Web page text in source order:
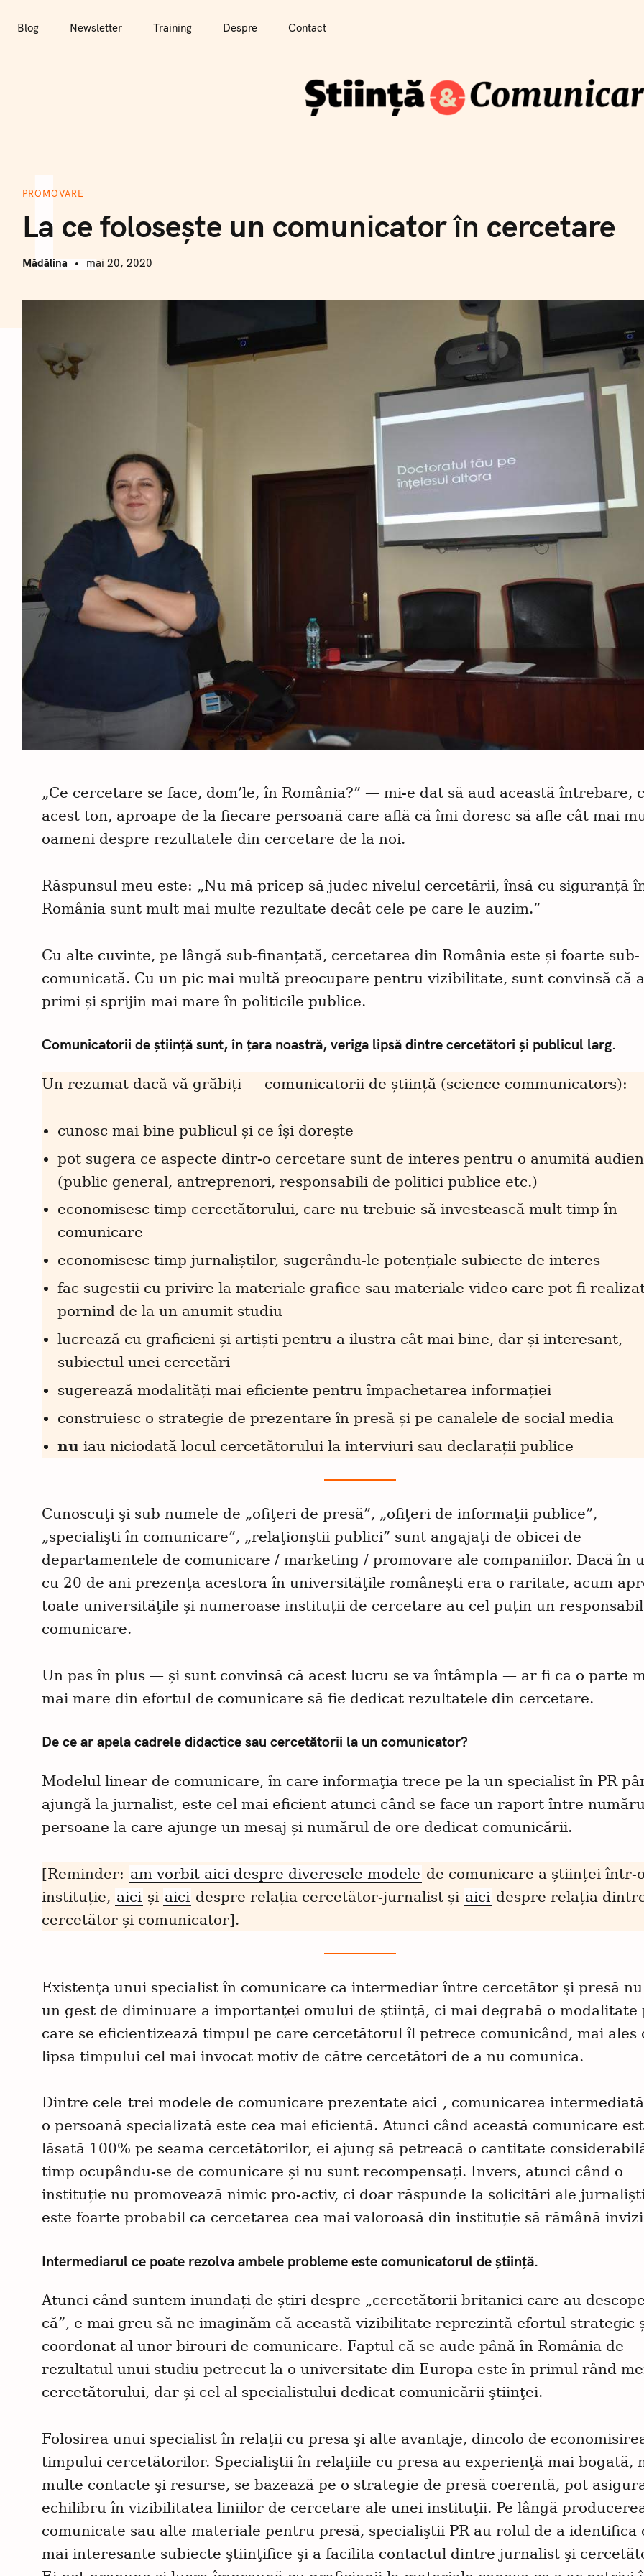
Blog Newsletter Training Despre Contact
PROMOVARE
L
La ce folosește un comunicator în cercetare
Mădălina mai 20, 2020
„Ce cercetare se face, dom’le, în România?” — mi-e dat să aud această întrebare,
acest ton, aproape de la fiecare persoană care află că îmi doresc să afle cât mai
oameni despre rezultatele din cercetare de la noi.
Răspunsul meu este: „Nu mă pricep să judec nivelul cercetării, însă cu siguranță
România sunt mult mai multe rezultate decât cele pe care le auzim.”
Cu alte cuvinte, pe lângă sub-finanțată, cercetarea din România este și foarte sub-
comunicată. Cu un pic mai multă preocupare pentru vizibilitate, sunt convinsă că
primi și sprijin mai mare în politicile publice.
Comunicatorii de știință sunt, în țara noastră, veriga lipsă dintre cercetători și publicul larg.
Un rezumat dacă vă grăbiți — comunicatorii de știință (science communicators):
cunosc mai bine publicul și ce își dorește
pot sugera ce aspecte dintr-o cercetare sunt de interes pentru o anumită
(public general, antreprenori, responsabili de politici publice etc.)
economisesc timp cercetătorului, care nu trebuie să investească mult timp în
comunicare
economisesc timp jurnaliștilor, sugerându-le potențiale subiecte de interes
fac sugestii cu privire la materiale grafice sau materiale video care pot fi
pornind de la un anumit studiu
lucrează cu graficieni și artiști pentru a ilustra cât mai bine, dar și interesant,
subiectul unei cercetări
sugerează modalități mai eficiente pentru împachetarea informației
construiesc o strategie de prezentare în presă și pe canalele de social media
nu iau niciodată locul cercetătorului la interviuri sau declarații publice
Cunoscuţi şi sub numele de „ofiţeri de presă”, „ofiţeri de informaţii publice”,
„specialişti în comunicare”, „relaţionştii publici” sunt angajaţi de obicei de
departamentele de comunicare / marketing / promovare ale companiilor. Dacă în
cu 20 de ani prezenţa acestora în universităţile românești era o raritate, acum
toate universităţile și numeroase instituții de cercetare au cel puțin un
comunicare.
Un pas în plus — și sunt convinsă că acest lucru se va întâmpla — ar fi ca o parte
mai mare din efortul de comunicare să fie dedicat rezultatele din cercetare.
De ce ar apela cadrele didactice sau cercetătorii la un comunicator?
Modelul linear de comunicare, în care informaţia trece pe la un specialist în PR
ajungă la jurnalist, este cel mai eficient atunci când se face un raport între
persoane la care ajunge un mesaj și numărul de ore dedicat comunicării.
[Reminder: am vorbit aici despre diveresele modele de comunicare a științei într-o
instituție, aici și aici despre relația cercetător-jurnalist și aici despre relația
cercetător și comunicator].
Existenţa unui specialist în comunicare ca intermediar între cercetător şi presă nu
un gest de diminuare a importanţei omului de ştiinţă, ci mai degrabă o modalitate
care se eficientizează timpul pe care cercetătorul îl petrece comunicând, mai ales
lipsa timpului cel mai invocat motiv de către cercetători de a nu comunica.
Dintre cele trei modele de comunicare prezentate aici , comunicarea
o persoană specializată este cea mai eficientă. Atunci când această comunicare
lăsată 100% pe seama cercetătorilor, ei ajung să petreacă o cantitate
timp ocupându-se de comunicare și nu sunt recompensați. Invers, atunci când o
instituție nu promovează nimic pro-activ, ci doar răspunde la solicitări ale
este foarte probabil ca cercetarea cea mai valoroasă din instituție să rămână
Intermediarul ce poate rezolva ambele probleme este comunicatorul de știință.
Atunci când suntem inundați de știri despre „cercetătorii britanici care au
că”, e mai greu să ne imaginăm că această vizibilitate reprezintă efortul strategic
coordonat al unor birouri de comunicare. Faptul că se aude până în România de
rezultatul unui studiu petrecut la o universitate din Europa este în primul rând
cercetătorului, dar și cel al specialistului dedicat comunicării ştiinţei.
Folosirea unui specialist în relaţii cu presa şi alte avantaje, dincolo de
timpului cercetătorilor. Specialiştii în relaţiile cu presa au experienţă mai bogată,
multe contacte şi resurse, se bazează pe o strategie de presă coerentă, pot
echilibru în vizibilitatea liniilor de cercetare ale unei instituţii. Pe lângă
comunicate sau alte materiale pentru presă, specialiştii PR au rolul de a identifica
mai interesante subiecte ştiinţifice şi a facilita contactul dintre jurnalist şi
C
ă
u
t
i
: